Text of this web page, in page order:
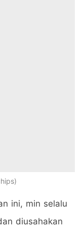
ini, min selalu
diusahakan